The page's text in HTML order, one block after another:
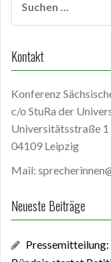
nach:
Kontakt
Konferenz
c/o StuRa der
Universitätsstraße 1
04109 Leipzig
Mail:
Neueste Beiträge